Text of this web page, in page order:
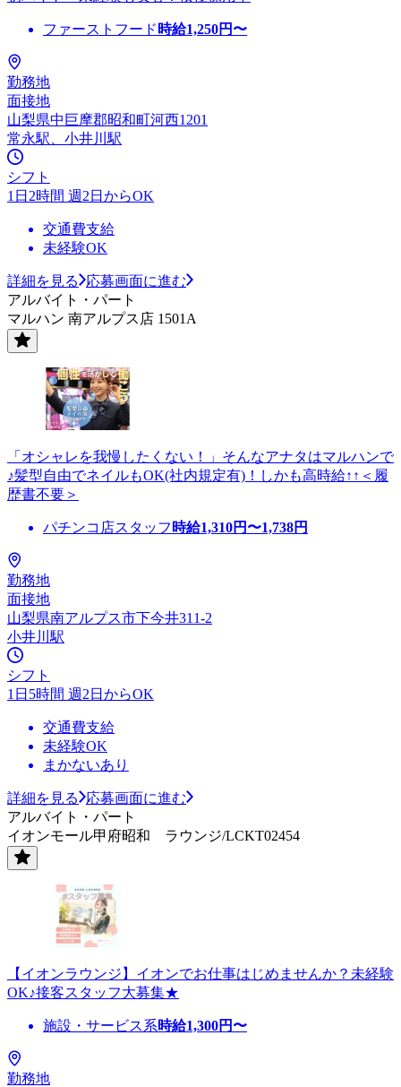
ファーストフード 時給1,250円〜
勤務地
面接地
山梨県中巨摩郡昭和町河西1201
常永駅、小井川駅
シフト
1日2時間 週2日からOK
交通費支給
未経験OK
詳細を見る
応募画面に進む
アルバイト・パート
マルハン 南アルプス店 1501A
「オシャレを我慢したくない！」そんなアナタはマルハンで
♪髪型自由でネイルもOK(社内規定有)！しかも高時給↑↑＜履
歴書不要＞
パチンコ店スタッフ 時給1,310円〜1,738円
勤務地
面接地
山梨県南アルプス市下今井311-2
小井川駅
シフト
1日5時間 週2日からOK
交通費支給
未経験OK
まかないあり
詳細を見る
応募画面に進む
アルバイト・パート
イオンモール甲府昭和 ラウンジ/LCKT02454
【イオンラウンジ】イオンでお仕事はじめませんか？未経験
OK♪接客スタッフ大募集★
施設・サービス系時給1,300円〜
勤務地